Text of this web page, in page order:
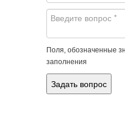
Поля, обозначенные
заполнения